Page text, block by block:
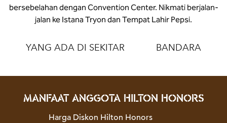
bersebelahan dengan Convention Center. Nikmati berjalan-
jalan ke Istana Tryon dan Tempat Lahir Pepsi.
YANG ADA DI SEKITAR BANDARA
MANFAAT ANGGOTA HILTON HONORS
Harga Diskon Hilton Honors